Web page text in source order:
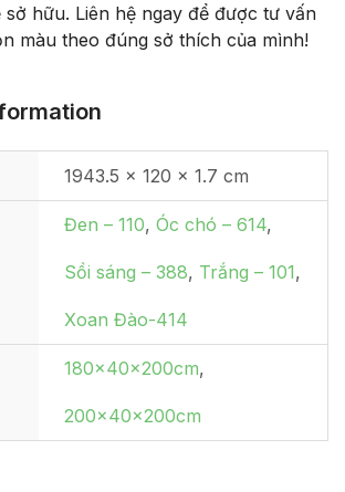
sở hữu. Liên hệ ngay đểđược tư vấn
màu theo đúng sở thích của mình!
1943.5 × 120 × 1.7 cm
Đen – 110, Óc chó – 614,
Sồi sáng – 388, Trắng – 101,
Xoan Đào-414
180x40x200cm,
200x40x200cm